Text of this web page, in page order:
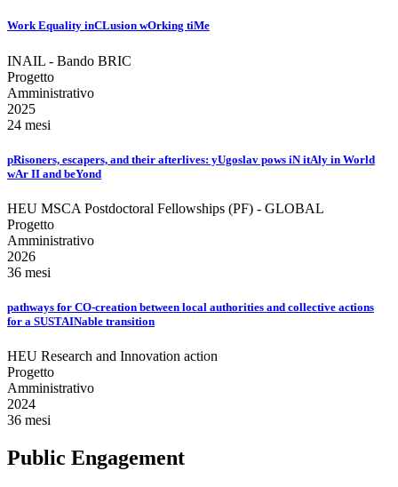
Work Equality inCLusion wOrking tiMe
INAIL - Bando BRIC
Progetto
Amministrativo
2025
24 mesi
pRisoners, escapers, and their afterlives: yUgoslav pows iN itAly in World
wAr II and beYond
HEU MSCA Postdoctoral Fellowships (PF) - GLOBAL
Progetto
Amministrativo
2026
36 mesi
pathways for CO-creation between local authorities and collective actions
for a SUSTAINable transition
HEU Research and Innovation action
Progetto
Amministrativo
2024
36 mesi
Public Engagement